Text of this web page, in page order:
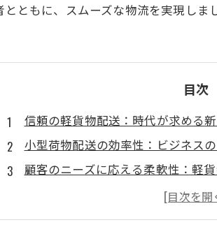
ともに、スムーズな物流を実現しま
目次
信頼の軽貨物配送：時代が求める
小型荷物配送の効率性：ビジネス
顧客のニーズに応える柔軟性：軽
コストパフォーマンスの神髄：小
成功事例に学ぶ：軽貨物配送を利